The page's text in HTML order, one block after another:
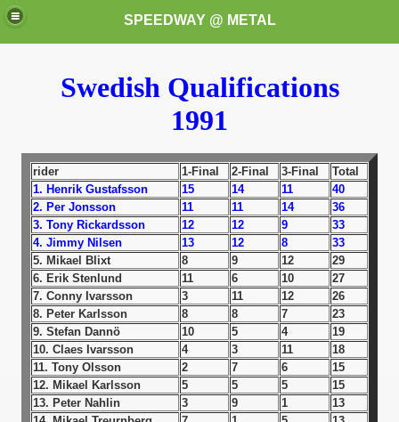
SPEEDWAY @ METAL
Swedish Qualifications
1991
rider 1-Final 2-Final 3-Final
Total
1. Henrik Gustafsson
15 14 11
40
2. Per Jonsson
11 11 14
36
3. Tony Rickardsson
12 12 9
33
4. Jimmy Nilsen
13 12 8
33
5. Mikael Blixt
8 9 12
29
6. Erik Stenlund
11 6 10
27
7. Conny Ivarsson
3 11 12
26
8. Peter Karlsson
8 8 7
23
9. Stefan Dannö
10 5 4
19
10. Claes Ivarsson
4 3 11
18
11. Tony Olsson
2 7 6
15
12. Mikael Karlsson
5 5 5
15
13. Peter Nahlin
3 9 1
13
these speedway programms)
(My speedway programmes to exchange or sale)
Świata (World Speedway Championship)